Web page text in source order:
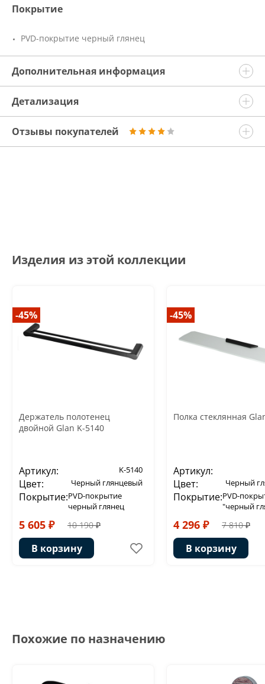
Покрытие
PVD-покрытие черный глянец
Дополнительная информация
Детализация
Отзывы покупателей
Изделия из этой коллекции
-45%
Держатель полотенец
двойной Glan K-5140
Артикул: K-5140
Цвет: Черный глянцевый
Покрытие:PVD-покрытие
черный глянец
5 605 ₽ 10 190 ₽
В корзину
-45%
Полка стеклянная
Артикул:
Цвет:
Черный
Покрытие:PVD-
"черный
4 296 ₽ 7 810 ₽
В корзину
Похожие по назначению